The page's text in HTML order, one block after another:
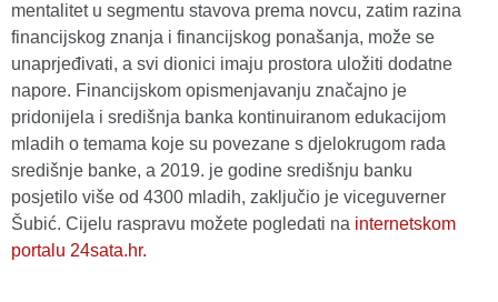
mentalitet u segmentu stavova prema novcu, zatim razina
financijskog znanja i financijskog ponašanja, može se
unaprjeđivati, a svi dionici imaju prostora uložiti dodatne
napore. Financijskom opismenjavanju značajno je
pridonijela i središnja banka kontinuiranom edukacijom
mladih o temama koje su povezane s djelokrugom rada
središnje banke, a 2019. je godine središnju banku
posjetilo više od 4300 mladih, zaključio je viceguverner
Šubić. Cijelu raspravu možete pogledati na internetskom
portalu 24sata.hr.